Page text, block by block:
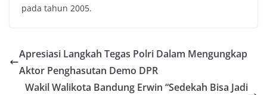
pada tahun 2005.
Apresiasi Langkah Tegas Polri Dalam Mengungkap
Aktor Penghasutan Demo DPR
Wakil Walikota Bandung Erwin “Sedekah Bisa Jadi